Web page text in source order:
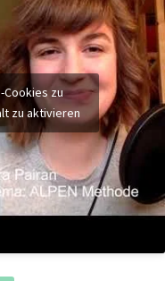
Cookies zu
zu aktivieren